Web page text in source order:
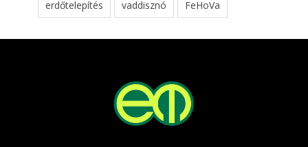
erdőtelepítés vaddisznó FeHoVa